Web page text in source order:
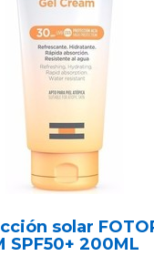
solar
SPF50+ 200ML